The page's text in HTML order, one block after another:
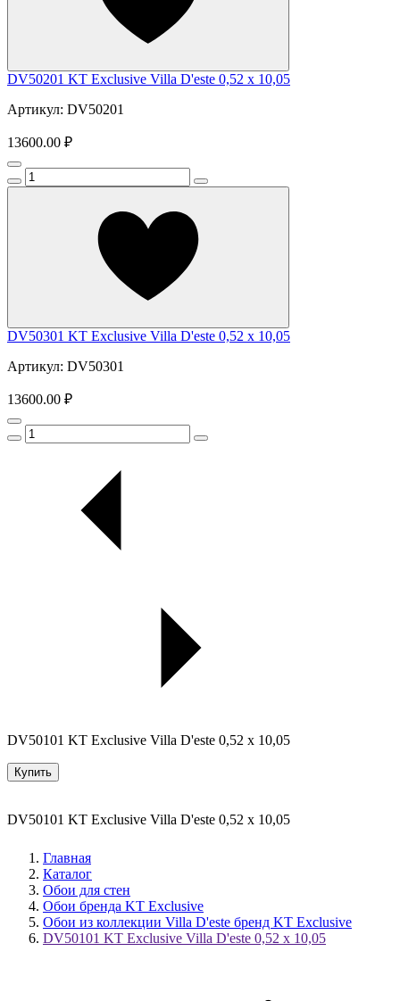
DV50201 KT Exclusive Villa D'este 0,52 х 10,05
Артикул: DV50201
13600.00 ₽
DV50301 KT Exclusive Villa D'este 0,52 х 10,05
Артикул: DV50301
13600.00 ₽
DV50101 KT Exclusive Villa D'este 0,52 х 10,05
Купить
DV50101 KT Exclusive Villa D'este 0,52 х 10,05
Главная
Каталог
Обои для стен
Обои бренда KT Exclusive
Обои из коллекции Villa D'este бренд KT Exclusive
DV50101 KT Exclusive Villa D'este 0,52 х 10,05